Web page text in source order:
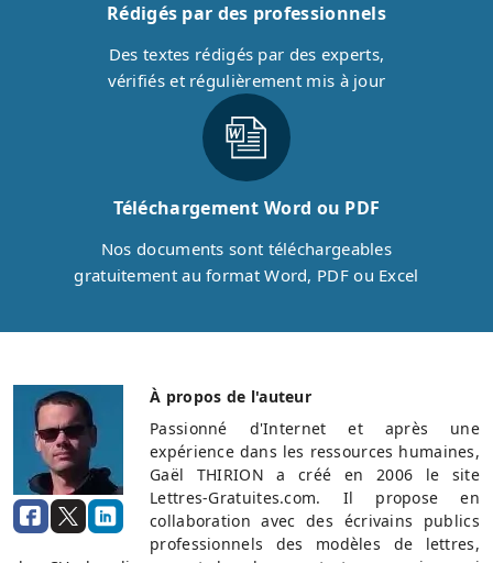
Rédigés par des professionnels
Des textes rédigés par des experts,
vérifiés et régulièrement mis à jour
Téléchargement Word ou PDF
Nos documents sont téléchargeables
gratuitement au format Word, PDF ou Excel
À propos de l'auteur
Passionné d'Internet et après une
expérience dans les ressources humaines,
Gaël THIRION a créé en 2006 le site
Lettres-Gratuites.com. Il propose en
collaboration avec des écrivains publics
professionnels des modèles de lettres,